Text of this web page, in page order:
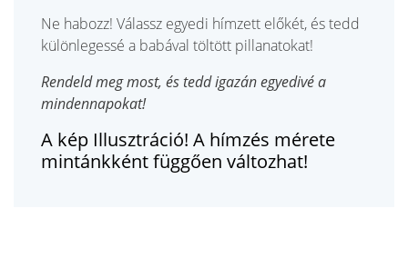
Ne habozz! Válassz egyedi hímzett előkét, és tedd
különlegessé a babával töltött pillanatokat!
Rendeld meg most, és tedd igazán egyedivé a
mindennapokat!
A kép Illusztráció! A hímzés mérete
mintánkként függően változhat!